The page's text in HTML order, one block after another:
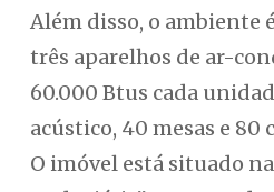
Além disso, o ambiente
três aparelhos de ar-
60.000 Btus cada
acústico, 40 mesas e 80
O imóvel está situado